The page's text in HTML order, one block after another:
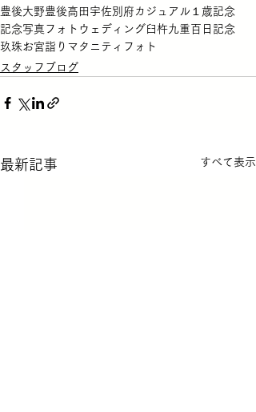
豊後大野豊後高田 宇佐別府 カジュアル １歳記念
記念写真 フォトウェディング臼杵九重百日記念
玖珠 お宮詣り マタニティフォト
スタッフブログ
最新記事 すべて表示